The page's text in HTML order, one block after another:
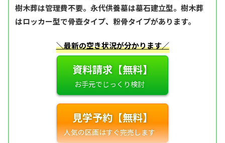
樹木葬は管理費不要。永代供養墓は墓石建立型。樹木葬
はロッカー型で骨壺タイプ、粉骨タイプがあります。
＼最新の空き状況が分かります／
資料請求【無料】
見学予約【無料】